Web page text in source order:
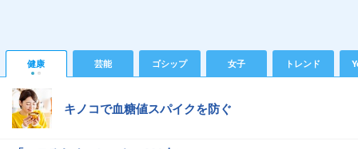
健康 芸能 ゴシップ 女子 トレンド
キノコで血糖値スパイクを防ぐ